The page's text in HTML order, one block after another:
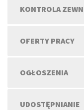
KONTROLA
OFERTY PRACY
OGŁOSZENIA
UDOSTĘPNIANIE